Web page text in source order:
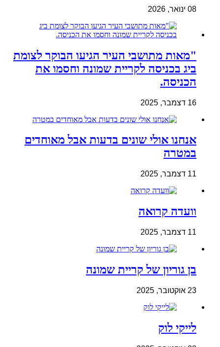
08 ינואר, 2026
"מאות מתושבי העיר הגיעו הבוקר לצומת
ביג בכניסה לקריית שמונה וחסמו את
הכניסה.
16 דצמבר, 2025
אנחנו אולי שונים בדעות אבל מאוחדים
במטרה
11 דצמבר, 2025
וועדה קרואה
11 דצמבר, 2025
בן גוריון של קריית שמונה
23 אוקטובר, 2025
לייקי לוק